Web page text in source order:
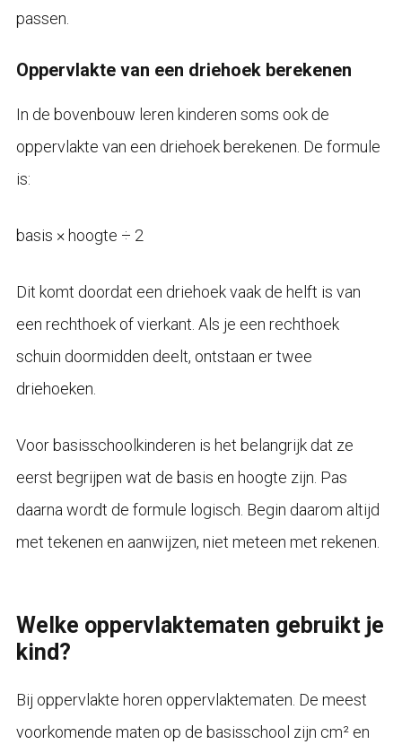
passen.
Oppervlakte van een driehoek berekenen
In de bovenbouw leren kinderen soms ook de
oppervlakte van een driehoek berekenen. De formule
is:
basis × hoogte ÷ 2
Dit komt doordat een driehoek vaak de helft is van
een rechthoek of vierkant. Als je een rechthoek
schuin doormidden deelt, ontstaan er twee
driehoeken.
Voor basisschoolkinderen is het belangrijk dat ze
eerst begrijpen wat de basis en hoogte zijn. Pas
daarna wordt de formule logisch. Begin daarom altijd
met tekenen en aanwijzen, niet meteen met rekenen.
Welke oppervlaktematen gebruikt je
kind?
Bij oppervlakte horen oppervlaktematen. De meest
voorkomende maten op de basisschool zijn cm² en